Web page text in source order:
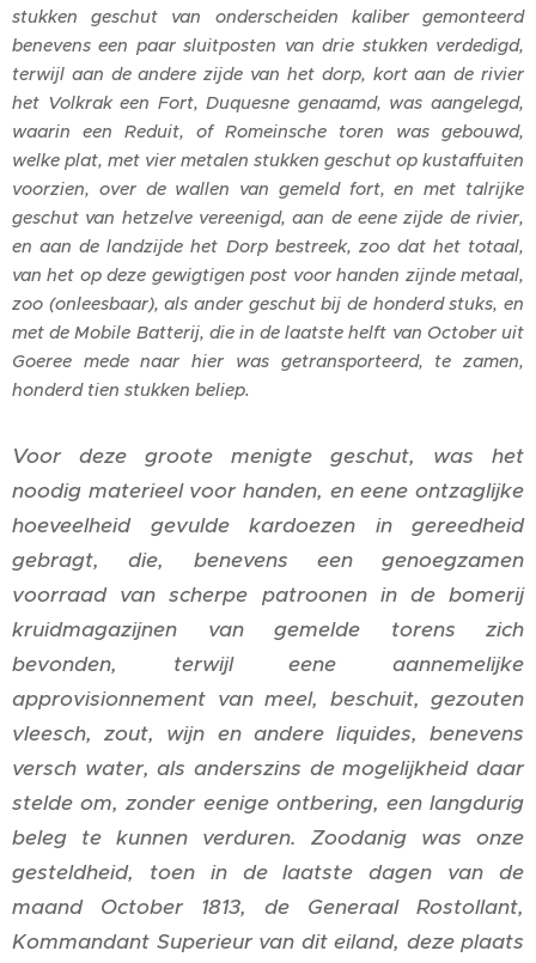
stukken geschut van onderscheiden kaliber gemonteerd
benevens een paar sluitposten van drie stukken verdedigd,
terwijl aan de andere zijde van het dorp, kort aan de rivier
het Volkrak een Fort, Duquesne genaamd, was aangelegd,
waarin een Reduit, of Romeinsche toren was gebouwd,
welke plat, met vier metalen stukken geschut op kustaffuiten
voorzien, over de wallen van gemeld fort, en met talrijke
geschut van hetzelve vereenigd, aan de eene zijde de rivier,
en aan de landzijde het Dorp bestreek, zoo dat het totaal,
van het op deze gewigtigen post voor handen zijnde metaal,
zoo (onleesbaar), als ander geschut bij de honderd stuks, en
met de Mobile Batterij, die in de laatste helft van October uit
Goeree mede naar hier was getransporteerd, te zamen,
honderd tien stukken beliep.
Voor deze groote menigte geschut, was het
noodig materieel voor handen, en eene ontzaglijke
hoeveelheid gevulde kardoezen in gereedheid
gebragt, die, benevens een genoegzamen
voorraad van scherpe patroonen in de bomerij
kruidmagazijnen van gemelde torens zich
bevonden, terwijl eene aannemelijke
approvisionnement van meel, beschuit, gezouten
vleesch, zout, wijn en andere liquides, benevens
versch water, als anderszins de mogelijkheid daar
stelde om, zonder eenige ontbering, een langdurig
beleg te kunnen verduren. Zoodanig was onze
gesteldheid, toen in de laatste dagen van de
maand October 1813, de Generaal Rostollant,
Kommandant Superieur van dit eiland, deze plaats